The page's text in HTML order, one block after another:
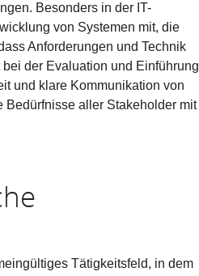
Besonders in der IT-
von Systemen mit, die
Anforderungen und Technik
der Evaluation und Einführung
und klare Kommunikation von
aller Stakeholder mit
Tätigkeitsfeld, in dem